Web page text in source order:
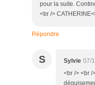
pour la suite.
<br />
Répondre
S Sylvie 07/
<br /> <br /